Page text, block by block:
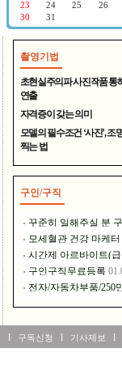
장풍홀딩스는 이런
풍년제과 수제쵸
촬영기법
초현실주의파 사진작품 통
연출
자격증이 갖는 의미
모델의 필수조건 ‘사진’, 조
찍는 법
구인/구직
l 구독신청 l 기사제보 l